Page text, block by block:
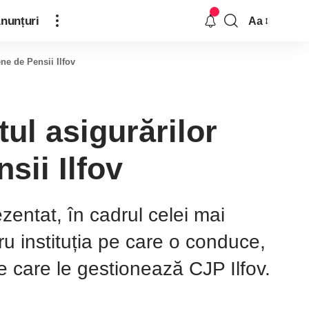
Aa
de Pensii Ilfov
asigurărilor
Ilfov
în cadrul celei mai
instituția pe care o conduce,
le gestionează CJP Ilfov.